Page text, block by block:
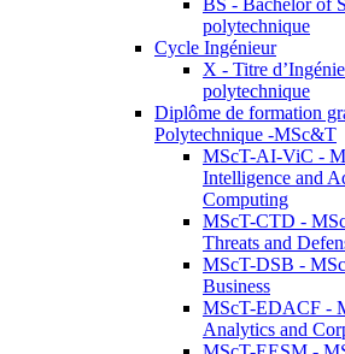
BS - Bachelor of
polytechnique
Cycle Ingénieur
X - Titre
polytechnique
Diplôme de formation
Polytechnique -MSc&T
MScT-AI-ViC -
Intelligence and
Computing
MScT-CTD -
Threats and
MScT-DSB -
Business
MScT-EDACF -
Analytics and